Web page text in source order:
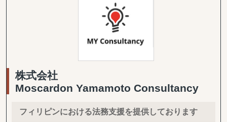
する未来像をお客様視点で捉え、お客様と共に、新たな価値を創造
する企業であり続けたいという強い信念から生まれました。これか
らも昭栄美術は、総合力強化と付加価値向上に努め、多くのお客様
から信頼されるパートナーとして、豊かな社会づくりに貢献してま
株式会社
Moscardon Yamamoto Consultancy
フィリピンにおける法務支援を提供しております